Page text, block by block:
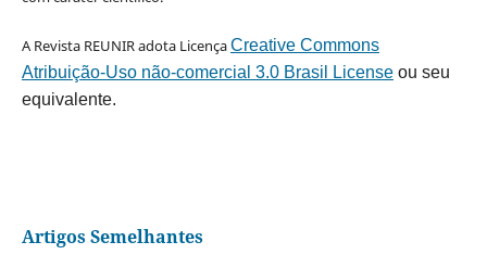
A Revista REUNIR adota LicençaCreative Commons
Atribuição-Uso não-comercial 3.0 Brasil Licenseou seu
equivalente.
Artigos Semelhantes